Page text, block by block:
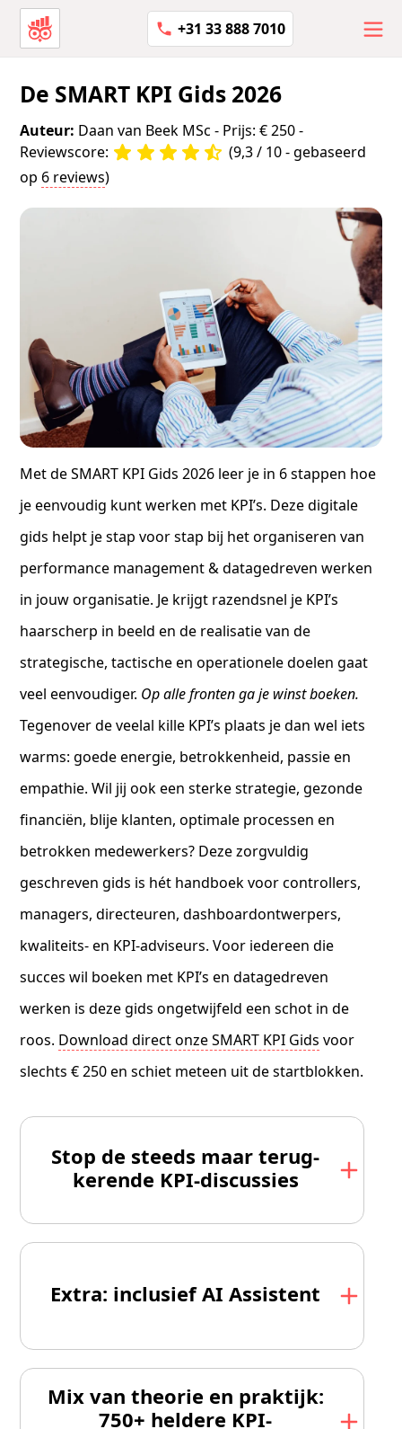
+31 33 888 7010
De SMART KPI Gids 2026
Auteur: Daan van Beek MSc - Prijs: € 250 -
Reviewscore:
(9,3 / 10 - gebaseerd
op 6 reviews)
Met de SMART KPI Gids 2026 leer je in 6 stappen hoe
je eenvoudig kunt werken met KPI’s. Deze digitale
gids helpt je stap voor stap bij het organiseren van
performance management & datagedreven werken
in jouw organisatie. Je krijgt razendsnel je KPI’s
haarscherp in beeld en de realisatie van de
strategische, tactische en operationele doelen gaat
veel eenvoudiger. Op alle fronten ga je winst boeken.
Tegenover de veelal kille KPI’s plaats je dan wel iets
warms: goede energie, betrokkenheid, passie en
empathie. Wil jij ook een sterke strategie, gezonde
financiën, blije klanten, optimale processen en
betrokken medewerkers? Deze zorgvuldig
geschreven gids is hét handboek voor controllers,
managers, directeuren, dashboardontwerpers,
kwaliteits- en KPI-adviseurs. Voor iedereen die
succes wil boeken met KPI’s en datagedreven
werken is deze gids ongetwijfeld een schot in de
roos. Download direct onze SMART KPI Gids voor
slechts € 250 en schiet meteen uit de startblokken.
Stop de steeds maar terug­
kerende KPI-discussies
Extra: inclusief AI Assistent
Mix van theorie en praktijk:
750+ heldere KPI-